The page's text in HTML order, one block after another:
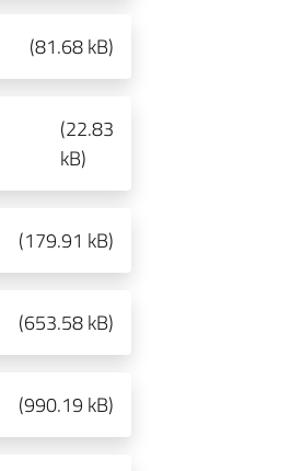
(81.68 kB)
(22.83
kB)
(179.91 kB)
(653.58 kB)
(990.19 kB)